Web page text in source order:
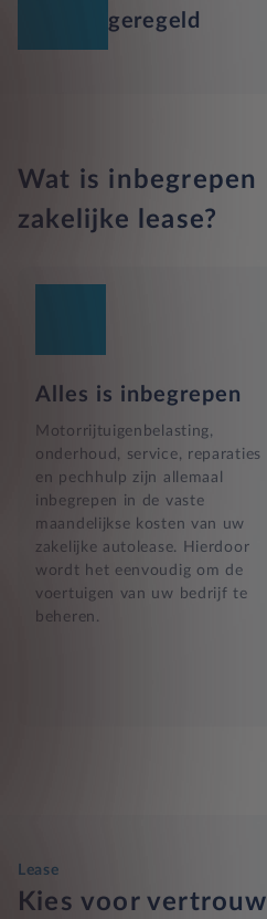
geregeld
Wat is inbegrepen
zakelijke lease?
Alles is inbegrepen
Motorrijtuigenbelasting,
onderhoud, service, reparaties
en pechhulp zijn allemaal
inbegrepen in de vaste
maandelijkse kosten van uw
zakelijke autolease. Hierdoor
wordt het eenvoudig om de
voertuigen van uw bedrijf te
beheren.
Lease
Kies voor